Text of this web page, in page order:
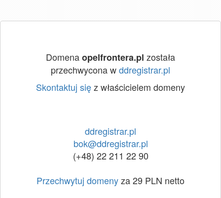
Domenaopelfrontera.pl została
przechwycona wddregistrar.pl
Skontaktuj sięz właścicielem domeny
ddregistrar.pl
bok@ddregistrar.pl
(+48) 22 211 22 90
Przechwytuj domenyza 29 PLN netto